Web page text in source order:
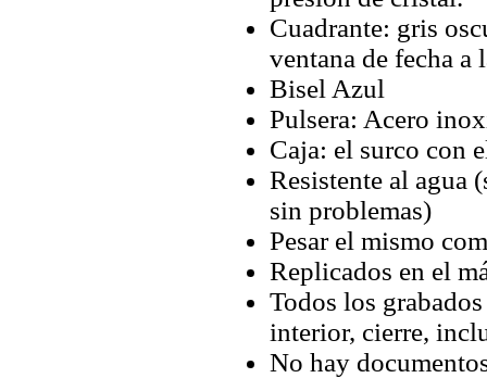
Cuadrante: gris
ventana de fecha a
Bisel Azul
Pulsera: Acero
Caja: el surco con
Resistente al agua
sin problemas)
Pesar el mismo
Replicados en el
Todos los
interior, cierre,
No hay